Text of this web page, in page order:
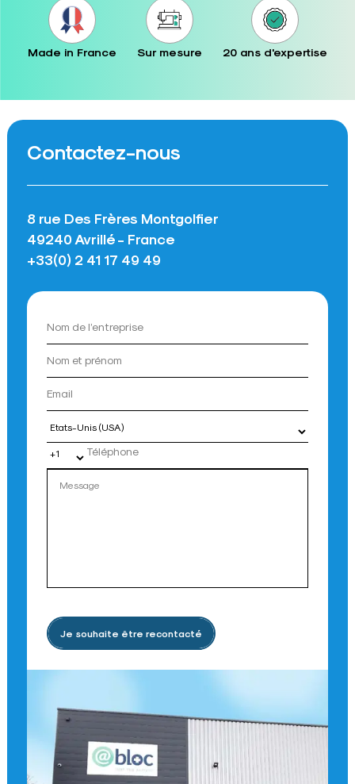
Made in France Sur mesure 20 ans d'expertise
Contactez-nous
8 rue Des Frères Montgolfier
49240 Avrillé - France
+33(0) 2 41 17 49 49
Je souhaite être recontacté